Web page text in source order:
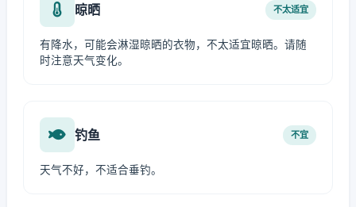
晾晒 不太适宜
有降水，可能会淋湿晾晒的衣物，不太适宜晾晒。请随
时注意天气变化。
钓鱼 不宜
天气不好，不适合垂钓。